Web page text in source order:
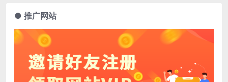
● 推广网站